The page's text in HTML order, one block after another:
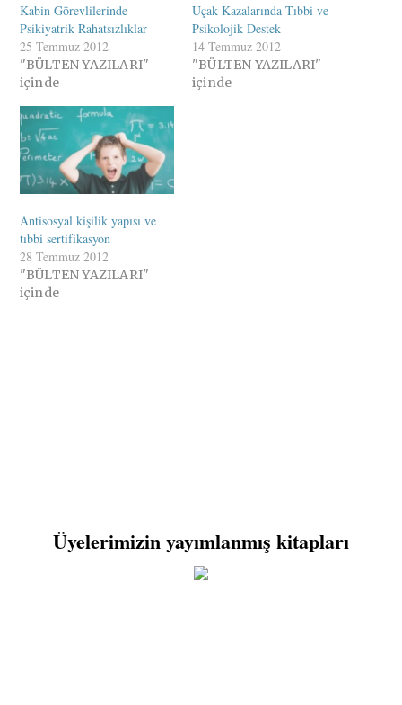
Kabin Görevlilerinde
Psikiyatrik Rahatsızlıklar
25 Temmuz 2012
"BÜLTEN YAZILARI"
içinde
Uçak Kazalarında Tıbbi ve
Psikolojik Destek
14 Temmuz 2012
"BÜLTEN YAZILARI"
içinde
Antisosyal kişilik yapısı ve
tıbbi sertifikasyon
28 Temmuz 2012
"BÜLTEN YAZILARI"
içinde
Üyelerimizin yayımlanmış kitapları